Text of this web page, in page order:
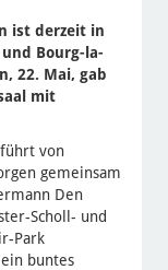
ist derzeit in
Bourg-la-
22. Mai, gab
mit
von
gemeinsam
Den
Scholl- und
Park
buntes